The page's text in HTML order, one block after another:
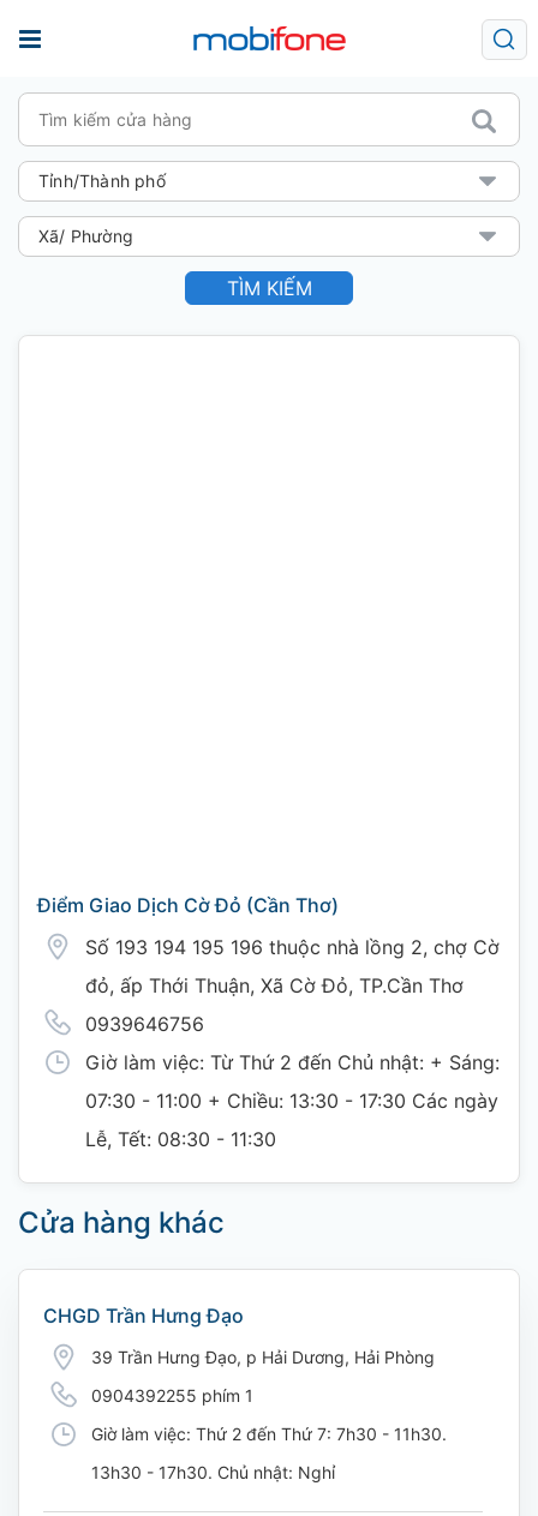
TÌM KIẾM
Điểm Giao Dịch Cờ Đỏ (Cần Thơ)
Số 193 194 195 196 thuộc nhà lồng 2, chợ Cờ
đỏ, ấp Thới Thuận, Xã Cờ Đỏ, TP.Cần Thơ
0939646756
Giờ làm việc: Từ Thứ 2 đến Chủ nhật: + Sáng:
07:30 - 11:00 + Chiều: 13:30 - 17:30 Các ngày
Lễ, Tết: 08:30 - 11:30
Cửa hàng khác
CHGD Trần Hưng Đạo
39 Trần Hưng Đạo, p Hải Dương, Hải Phòng
0904392255 phím 1
Giờ làm việc: Thứ 2 đến Thứ 7: 7h30 - 11h30.
13h30 - 17h30. Chủ nhật: Nghỉ